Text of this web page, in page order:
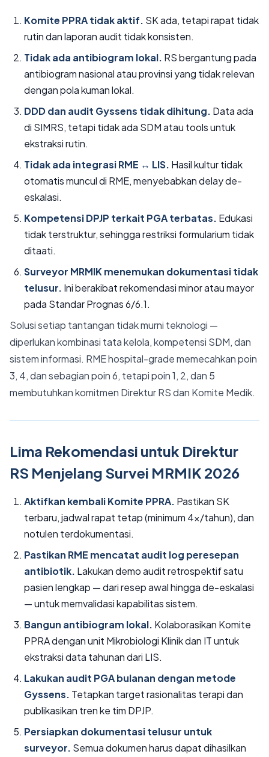
Komite PPRA tidak aktif. SK ada, tetapi rapat tidak
rutin dan laporan audit tidak konsisten.
Tidak ada antibiogram lokal. RS bergantung pada
antibiogram nasional atau provinsi yang tidak relevan
dengan pola kuman lokal.
DDD dan audit Gyssens tidak dihitung. Data ada
di SIMRS, tetapi tidak ada SDM atau tools untuk
ekstraksi rutin.
Tidak ada integrasi RME ↔ LIS. Hasil kultur tidak
otomatis muncul di RME, menyebabkan delay de-
eskalasi.
Kompetensi DPJP terkait PGA terbatas. Edukasi
tidak terstruktur, sehingga restriksi formularium tidak
ditaati.
Surveyor MRMIK menemukan dokumentasi tidak
telusur. Ini berakibat rekomendasi minor atau mayor
pada Standar Prognas 6/6.1.
Solusi setiap tantangan tidak murni teknologi —
diperlukan kombinasi tata kelola, kompetensi SDM, dan
sistem informasi. RME hospital-grade memecahkan poin
3, 4, dan sebagian poin 6, tetapi poin 1, 2, dan 5
membutuhkan komitmen Direktur RS dan Komite Medik.
Lima Rekomendasi untuk Direktur
RS Menjelang Survei MRMIK 2026
Aktifkan kembali Komite PPRA. Pastikan SK
terbaru, jadwal rapat tetap (minimum 4x/tahun), dan
notulen terdokumentasi.
Pastikan RME mencatat audit log peresepan
antibiotik. Lakukan demo audit retrospektif satu
pasien lengkap — dari resep awal hingga de-eskalasi
— untuk memvalidasi kapabilitas sistem.
Bangun antibiogram lokal. Kolaborasikan Komite
PPRA dengan unit Mikrobiologi Klinik dan IT untuk
ekstraksi data tahunan dari LIS.
Lakukan audit PGA bulanan dengan metode
Gyssens. Tetapkan target rasionalitas terapi dan
publikasikan tren ke tim DPJP.
Persiapkan dokumentasi telusur untuk
surveyor. Semua dokumen harus dapat dihasilkan